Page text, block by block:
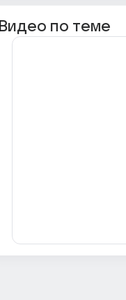
Видео по теме